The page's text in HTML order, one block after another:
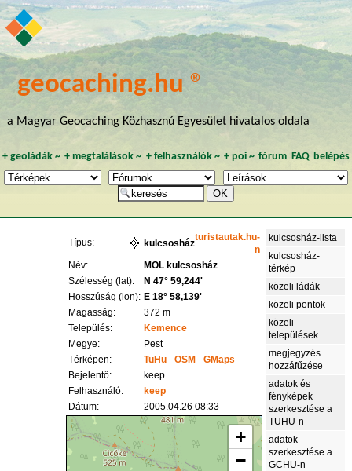
geocaching.hu ®
a Magyar Geocaching Közhasznú Egyesület hivatalos oldala
+ geoládák~ +megtalálások ~ + felhasználók~ + poi~ fórum FAQ belépés
Típus: kulcsosház
turistautak.hu-
n
Név:
MOL kulcsosház
Szélesség (lat):
N 47° 59,244'
Hosszúság (lon): E 18° 58,139'
Magasság:
372 m
Település:
Kemence
Megye:
Pest
Térképen:
TuHu -OSM -GMaps
Bejelentő:
keep
Felhasználó:
keep
Dátum:
2005.04.26 08:33
+
−
kulcsosház-lista
kulcsosház-
térkép
közeli ládák
közeli pontok
közeli
települések
megjegyzés
hozzáfűzése
adatok és
fényképek
szerkesztése a
TUHU-n
adatok
szerkesztése a
GCHU-n